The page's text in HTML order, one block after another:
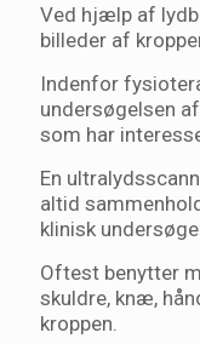
Ved hjælp af
billeder af
Indenfor
undersøgelsen
som har
En
altid
klinisk
Oftest benytter
skuldre, knæ,
kroppen.